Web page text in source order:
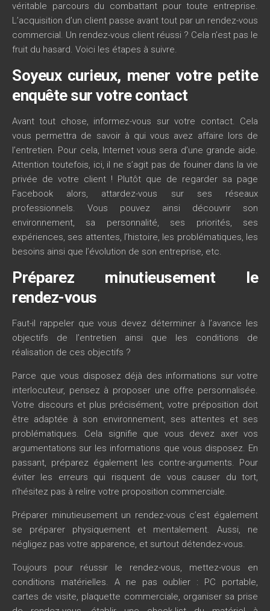
véritable parcours du combattant pour toute entreprise.
L’acquisition d’un client passe avant tout par un rendez-vous
commercial. Un rendez-vous client réussi ? Cela n’est pas le
fruit du hasard. Voici les étapes à suivre.
Soyeux curieux, mener votre petite
enquête sur votre contact
Avant tout chose, informez-vous sur votre contact. Cela
vous permettra de savoir à qui vous avez affaire lors de
l’entretien. Pour cela, Internet vous sera d’une grande aide.
Attention toutefois, ici, il ne s’agit pas de fouiner dans la vie
privée de votre client ! Plutôt que de regarder sa page
Facebook alors, attardez-vous sur ses réseaux
professionnels. Vous pouvez ainsi découvrir son
environnement, sa personnalité, ses priorités, ses
expériences, ses attentes, l’histoire, les problématiques, les
besoins ainsi que l’évolution de son entreprise, etc.
Préparez minutieusement le
rendez-vous
Faut-il rappeler que vous devez déterminer à l’avance les
objectifs de l’entretien ainsi que les conditions de
réalisation de ces objectifs ?
Parce que vous disposez déjà des informations sur votre
interlocuteur, pensez à proposer une offre personnalisée.
Votre discours et plus précisément, votre préposition doit
être adaptée à son environnement, ses attentes et ses
problématiques. Cela signifie que vous devez axer vos
argumentations sur les informations que vous disposez. En
passant, préparez également les contre-arguments. Pour
éviter les erreurs qui risquent de vous causer du tort,
n’hésitez pas à relire votre proposition commerciale.
Préparer minutieusement un rendez-vous c’est également
se préparer physiquement et mentalement. Aussi, ne
négligez pas votre apparence, et surtout détendez-vous.
Toujours pour réussir le rendez-vous, mettez-vous en
conditions matérielles. A ne pas oublier : PC portable,
cartes de visite, plaquette commerciale, organiser sa prise